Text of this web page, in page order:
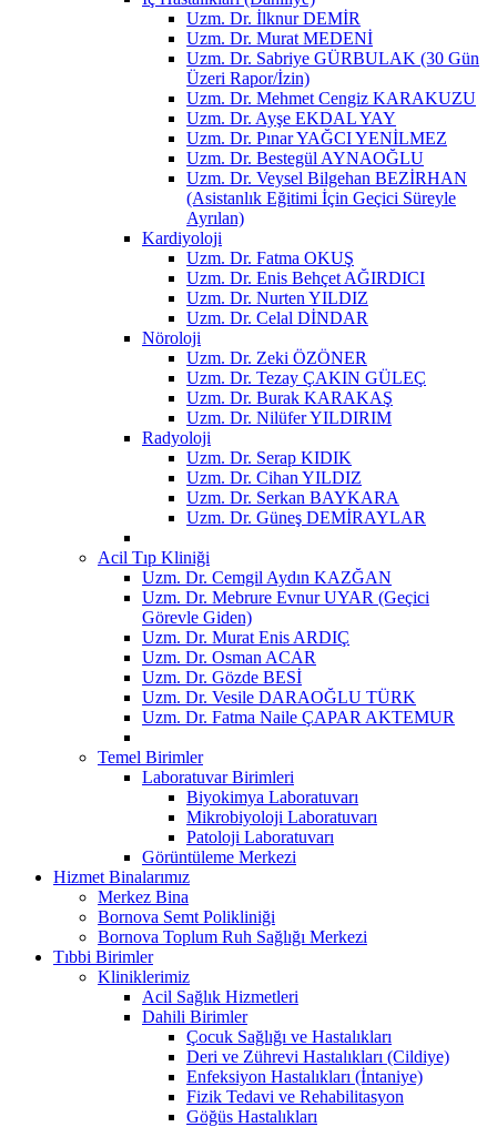
Uzm. Dr. İlknur DEMİR
Uzm. Dr. Murat MEDENİ
Uzm. Dr. Sabriye GÜRBULAK (30 Gün
Üzeri Rapor/İzin)
Uzm. Dr. Mehmet Cengiz KARAKUZU
Uzm. Dr. Ayşe EKDAL YAY
Uzm. Dr. Pınar YAĞCI YENİLMEZ
Uzm. Dr. Bestegül AYNAOĞLU
Uzm. Dr. Veysel Bilgehan BEZİRHAN
(Asistanlık Eğitimi İçin Geçici Süreyle
Ayrılan)
Kardiyoloji
Uzm. Dr. Fatma OKUŞ
Uzm. Dr. Enis Behçet AĞIRDICI
Uzm. Dr. Nurten YILDIZ
Uzm. Dr. Celal DİNDAR
Nöroloji
Uzm. Dr. Zeki ÖZÖNER
Uzm. Dr. Tezay ÇAKIN GÜLEÇ
Uzm. Dr. Burak KARAKAŞ
Uzm. Dr. Nilüfer YILDIRIM
Radyoloji
Uzm. Dr. Serap KIDIK
Uzm. Dr. Cihan YILDIZ
Uzm. Dr. Serkan BAYKARA
Uzm. Dr. Güneş DEMİRAYLAR
Acil Tıp Kliniği
Uzm. Dr. Cemgil Aydın KAZĞAN
Uzm. Dr. Mebrure Evnur UYAR (Geçici
Görevle Giden)
Uzm. Dr. Murat Enis ARDIÇ
Uzm. Dr. Osman ACAR
Uzm. Dr. Gözde BESİ
Uzm. Dr. Vesile DARAOĞLU TÜRK
Uzm. Dr. Fatma Naile ÇAPAR AKTEMUR
Temel Birimler
Laboratuvar Birimleri
Biyokimya Laboratuvarı
Mikrobiyoloji Laboratuvarı
Patoloji Laboratuvarı
Görüntüleme Merkezi
Hizmet Binalarımız
Merkez Bina
Bornova Semt Polikliniği
Bornova Toplum Ruh Sağlığı Merkezi
Tıbbi Birimler
Kliniklerimiz
Acil Sağlık Hizmetleri
Dahili Birimler
Çocuk Sağlığı ve Hastalıkları
Deri ve Zührevi Hastalıkları (Cildiye)
Enfeksiyon Hastalıkları (İntaniye)
Fizik Tedavi ve Rehabilitasyon
Göğüs Hastalıkları